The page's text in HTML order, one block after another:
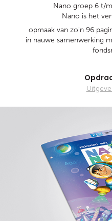
Nano groep 6 t/
Nano is het
opmaak van zo'n 96
in nauwe samenwerking